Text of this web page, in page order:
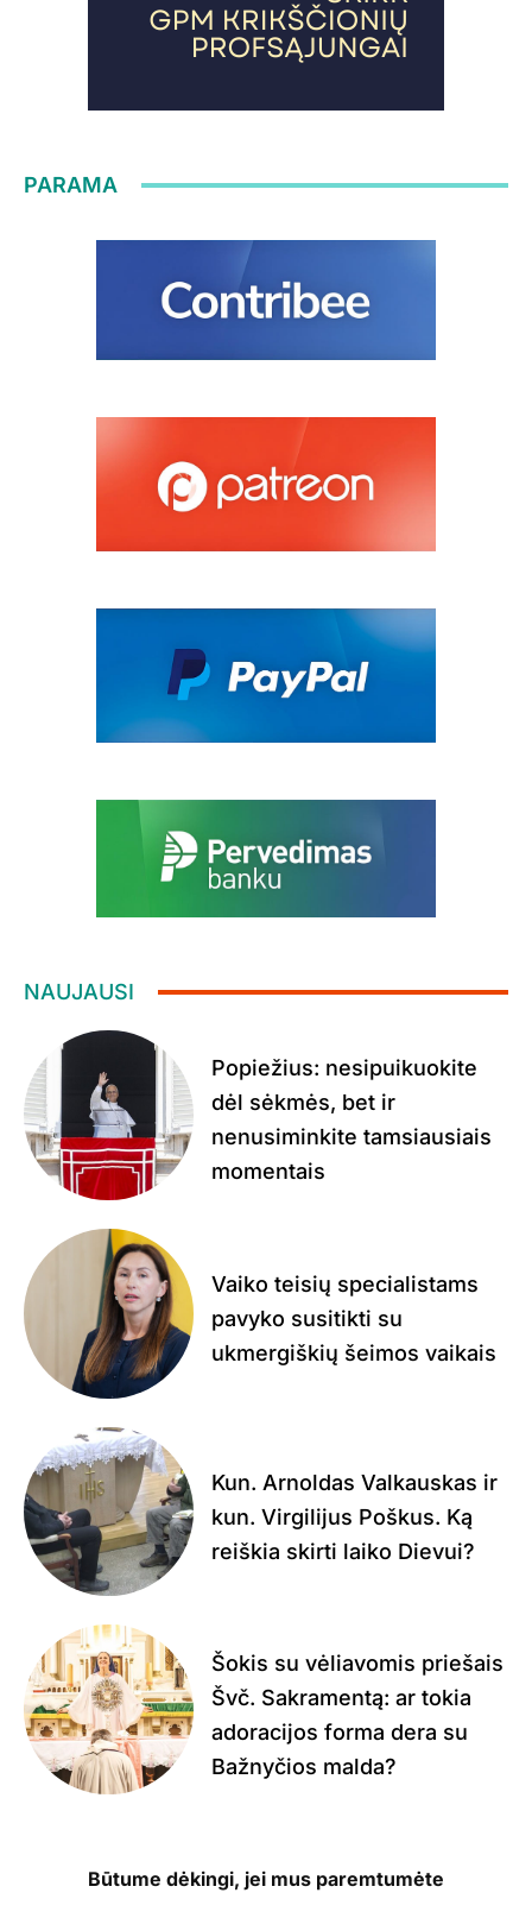
PARAMA
NAUJAUSI
Popiežius: nesipuikuokite
dėl sėkmės, bet ir
nenusiminkite tamsiausiais
momentais
Vaiko teisių specialistams
pavyko susitikti su
ukmergiškių šeimos vaikais
Kun. Arnoldas Valkauskas ir
kun. Virgilijus Poškus. Ką
reiškia skirti laiko Dievui?
Šokis su vėliavomis priešais
Švč. Sakramentą: ar tokia
adoracijos forma dera su
Bažnyčios malda?
Būtume dėkingi, jei mus paremtumėte